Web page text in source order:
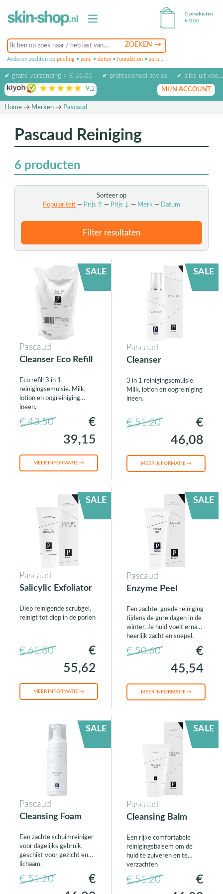
Anderen zochten op peeling • acné • detox • foundation • serum
0 producten
€ 0,00
✔ gratis verzending > € 35,00 ✔ professioneel advies
✔ alles uit voorraad leverbaar
9,2 op basis van beoordelingen
MIJN ACCOUNT
Home→ Merken→ Pascaud
Pascaud Reiniging
6 producten
Sorteer op
Populariteit— Prijs ↑ — Prijs ↓ — Merk— Datum
Filter resultaten
SALE
Pascaud
Cleanser Eco Refill
Eco refill 3 in 1
reinigingsemulsie. Milk,
lotion en oogreiniging
ineen.
€ 43,50
€
39,15
MEER INFORMATIE →
SALE
Pascaud
Cleanser
3 in 1 reinigingsemulsie.
Milk, lotion en oogreiniging
ineen.
€ 51,20
€
46,08
MEER INFORMATIE →
SALE
Pascaud
Salicylic Exfoliator
Diep reinigende scrubgel,
reinigt tot diep in de poriën
€ 61,80
€
55,62
MEER INFORMATIE →
SALE
Pascaud
Enzyme Peel
Een zachte, goede reiniging
tijdens de gure dagen in de
winter. Je huid voelt erna
heerlijk zacht en soepel.
€ 50,60
€
45,54
MEER INFORMATIE →
SALE
Pascaud
Cleansing Foam
Een zachte schuimreiniger
voor dagelijks gebruik,
geschikt voor gezicht en
lichaam.
€ 51,20
€
SALE
Pascaud
Cleansing Balm
Een rijke comfortabele
reinigingsbalsem om de
huid te zuiveren en te
verzachten
€ 51,20
€